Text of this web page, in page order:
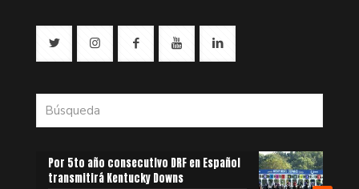
Por 5to año consecutivo DRF en Español
transmitirá Kentucky Downs